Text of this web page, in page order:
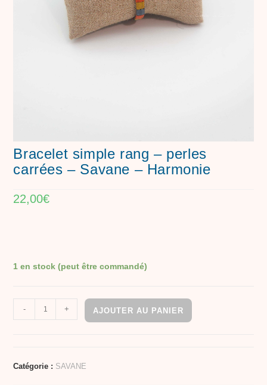
Bracelet simple rang – perles
carrées – Savane – Harmonie
22,00€
1 en stock (peut être commandé)
- + AJOUTER AU PANIER
Catégorie : SAVANE